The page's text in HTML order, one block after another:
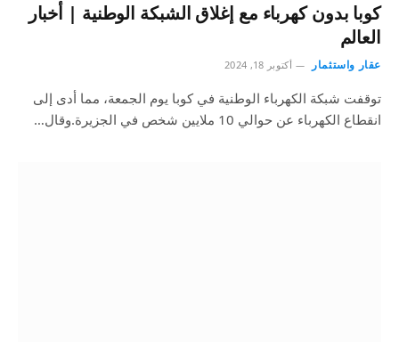
كوبا بدون كهرباء مع إغلاق الشبكة الوطنية | أخبار
العالم
عقار واستثمار أكتوبر 18, 2024
توقفت شبكة الكهرباء الوطنية في كوبا يوم الجمعة، مما أدى إلى
انقطاع الكهرباء عن حوالي 10 ملايين شخص في الجزيرة.وقال…